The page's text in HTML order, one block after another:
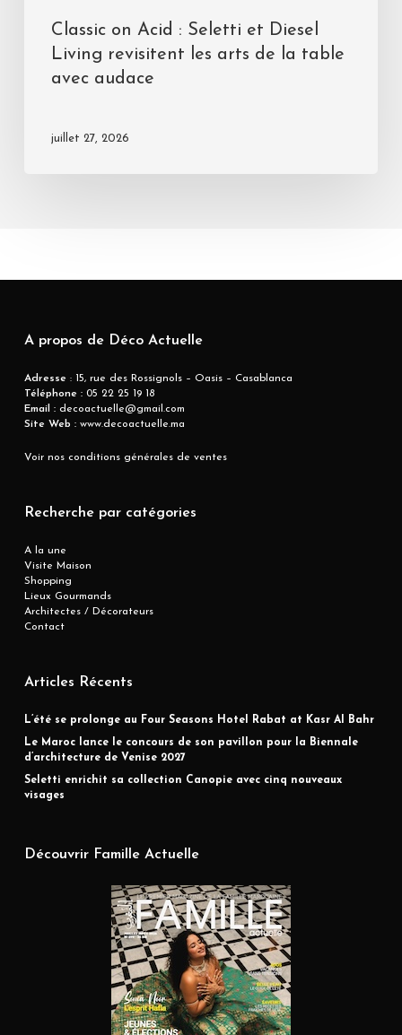
Classic on Acid : Seletti et Diesel
Living revisitent les arts de la table
avec audace
juillet 27, 2026
A propos de Déco Actuelle
Adresse : 15, rue des Rossignols – Oasis – Casablanca
Téléphone :05 22 25 19 18
Email :decoactuelle@gmail.com
Site Web :www.decoactuelle.ma
Voir nos conditions générales de ventes
Recherche par catégories
A la une
Visite Maison
Shopping
Lieux Gourmands
Architectes / Décorateurs
Contact
Articles Récents
L’été se prolonge au Four Seasons Hotel Rabat at Kasr Al Bahr
Le Maroc lance le concours de son pavillon pour la Biennale
d’architecture de Venise 2027
Seletti enrichit sa collection Canopie avec cinq nouveaux
visages
Découvrir Famille Actuelle